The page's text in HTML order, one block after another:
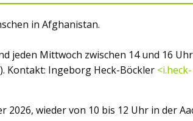
in Afghanistan.
jeden Mittwoch zwischen 14 und 16
Kontakt: Ingeborg Heck-Böckler <i.heck-
2026, wieder von 10 bis 12 Uhr in der